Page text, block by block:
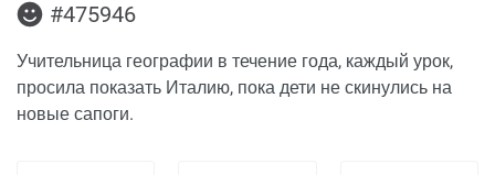
#475946
Учительница географии в течение года, каждый урок,
просила показать Италию, пока дети не скинулись на
новые сапоги.